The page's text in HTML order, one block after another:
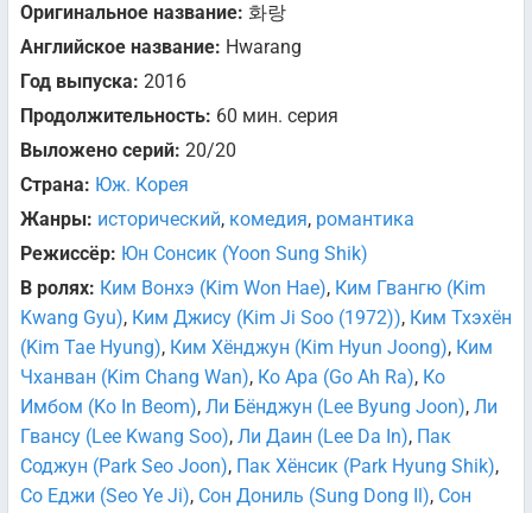
Оригинальное название: 화랑
Английское название: Hwarang
Год выпуска: 2016
Продолжительность: 60 мин. серия
Выложено серий: 20/20
Страна: Юж. Корея
Жанры: исторический, комедия, романтика
Режиссёр: Юн Сонсик (Yoon Sung Shik)
В ролях: Ким Вонхэ (Kim Won Hae), Ким Гвангю (Kim
Kwang Gyu), Ким Джису (Kim Ji Soo (1972)), Ким Тхэхён
(Kim Tae Hyung), Ким Хёнджун (Kim Hyun Joong), Ким
Чханван (Kim Chang Wan), Ко Ара (Go Ah Ra), Ко
Имбом (Ko In Beom), Ли Бёнджун (Lee Byung Joon), Ли
Гвансу (Lee Kwang Soo), Ли Даин (Lee Da In), Пак
Соджун (Park Seo Joon), Пак Хёнсик (Park Hyung Shik),
Со Еджи (Seo Ye Ji), Сон Дониль (Sung Dong Il), Сон